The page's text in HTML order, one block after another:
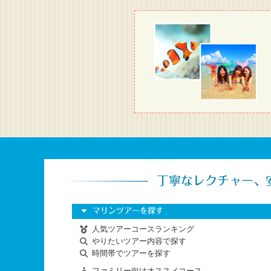
丁寧なレクチャー
マリンツアーを探す
人気ツアーコースランキング
やりたいツアー内容で探す
時間帯でツアーを探す